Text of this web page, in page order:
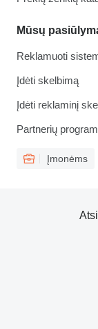
Mūsų
Reklamuoti
Įdėti skelbimą
Įdėti reklaminį
Partnerių
Įmonėms